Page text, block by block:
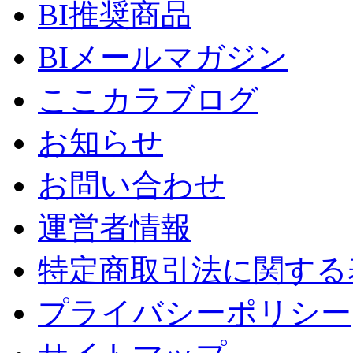
BI推奨商品
BIメールマガジン
ここカラブログ
お知らせ
お問い合わせ
運営者情報
特定商取引法に関す
プライバシーポリシー